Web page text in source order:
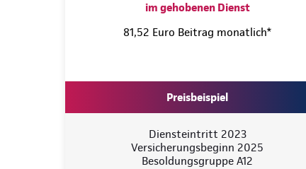
im gehobenen Dienst
81,52 Euro Beitrag monatlich*
Preisbeispiel
Diensteintritt 2023
Versicherungsbeginn 2025
Besoldungsgruppe A12